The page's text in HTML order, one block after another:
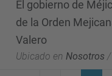
El gobierno de
de la Orden
Valero
Ubicado en Nosotros /